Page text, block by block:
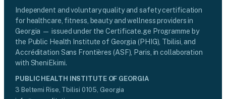
Independent and voluntary quality and safety certification
for healthcare, fitness, beauty and wellness providers in
Georgia — issued under the Certificate.ge Programme by
the Public Health Institute of Georgia (PHIG), Tbilisi, and
Accréditation Sans Frontières (ASF), Paris, in collaboration
with SheniEkimi.
PUBLIC HEALTH INSTITUTE OF GEORGIA
3 Beltemi Rise, Tbilisi 0105, Georgia